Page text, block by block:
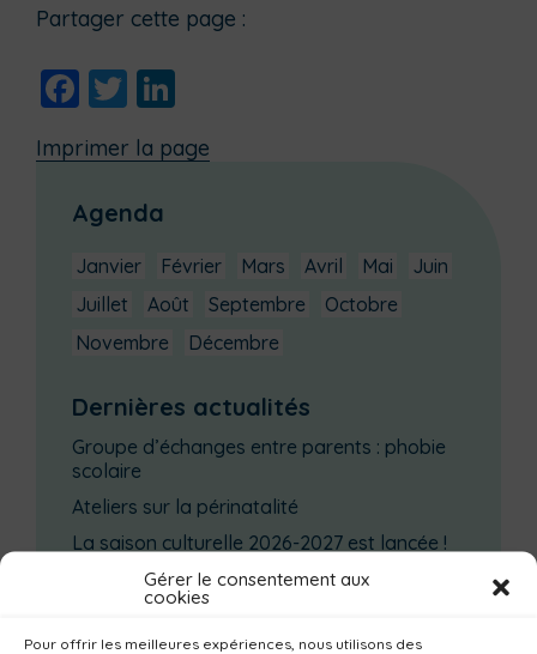
Gérer le consentement aux
cookies
Pour offrir les meilleures expériences, nous utilisons des
Partager cette page :
Facebook
Twitter
Imprimer la page
Agenda
Janvier Février Mars Avril Mai
Juin
Juillet
Août Septembre
Octobre
Novembre
Décembre
Dernières actualités
Groupe d’échanges entre parents : phobie
scolaire
Ateliers sur la périnatalité
La saison culturelle 2026-2027 est lancée !
Changements d’horaires activités jeunes